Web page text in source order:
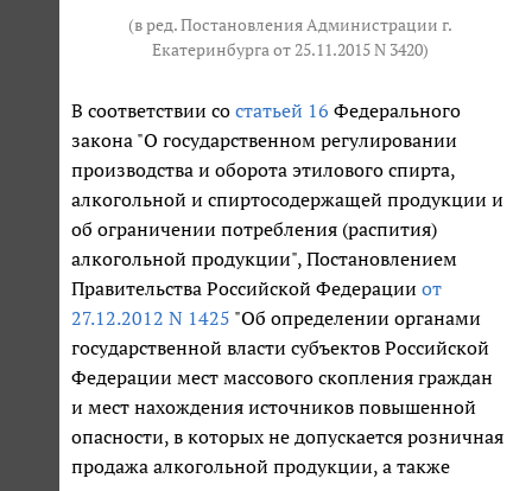
(в ред. Постановления Администрации г.
Екатеринбурга от 25.11.2015 N 3420)
В соответствии со статьей 16 Федерального
закона "О государственном регулировании
производства и оборота этилового спирта,
алкогольной и спиртосодержащей продукции и
об ограничении потребления (распития)
алкогольной продукции", Постановлением
Правительства Российской Федерации от
27.12.2012 N 1425 "Об определении органами
государственной власти субъектов Российской
Федерации мест массового скопления граждан
и мест нахождения источников повышенной
опасности, в которых не допускается розничная
продажа алкогольной продукции, а также